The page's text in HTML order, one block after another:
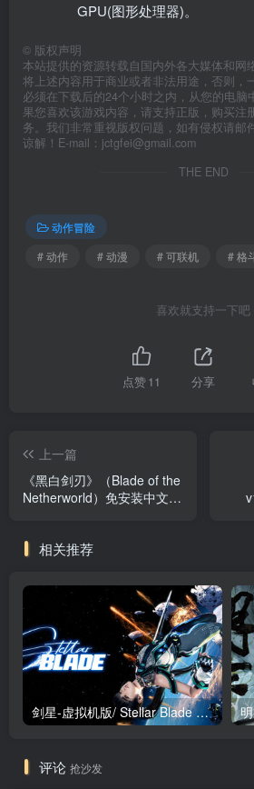
GPU(图形处理器)。
© 版权声明
本站提供的资源转载自国内外各大媒体和网
将上述内容用于商业或者非法用途，否则，
必须在下载后的24个小时之内，从您的电脑
果您喜欢该游戏内容，请支持正版，购买注
务。我们非常重视版权问题，如有侵权请邮
谅解！E-mail：jctgfei@gmail.com
THE END
动作冒险
# 动作
# 动漫 # 可联机 # 格
喜欢就支持一下吧
点赞11 分享
上一篇
《黑白剑刃》（Blade of the
Netherworld）免安装中文
相关推荐
剑星-虚拟机版/ Stellar Blade v1.4.1|Build.19963153 终极版新补丁 送修改器 免安装中文版
评论 抢沙发